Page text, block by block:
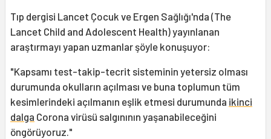
Tıp dergisi Lancet Çocuk ve Ergen Sağlığı'nda (The
Lancet Child and Adolescent Health) yayınlanan
araştırmayı yapan uzmanlar şöyle konuşuyor:
"Kapsamı test-takip-tecrit sisteminin yetersiz olması
durumunda okulların açılması ve buna toplumun tüm
kesimlerindeki açılmanın eşlik etmesi durumunda ikinci
dalga Corona virüsü salgınının yaşanabileceğini
öngörüyoruz."